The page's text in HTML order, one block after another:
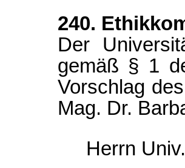
240.
Der
gemäß § 1
Vorschlag
Mag. Dr.
Herrn